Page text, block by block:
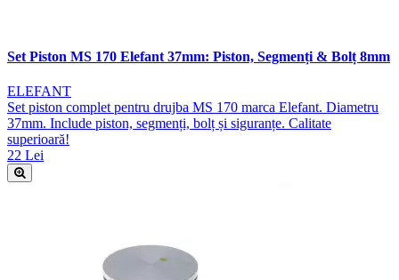
Set Piston MS 170 Elefant 37mm: Piston, Segmenți & Bolț 8mm
ELEFANT
Set piston complet pentru drujba MS 170 marca Elefant. Diametru
37mm. Include piston, segmenți, bolț și siguranțe. Calitate
superioară!
22 Lei